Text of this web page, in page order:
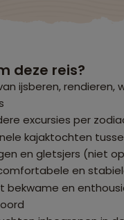
deze reis?
ijsberen, rendieren,
excursies per
kajaktochten
en gletsjers (niet
en
bekwame en